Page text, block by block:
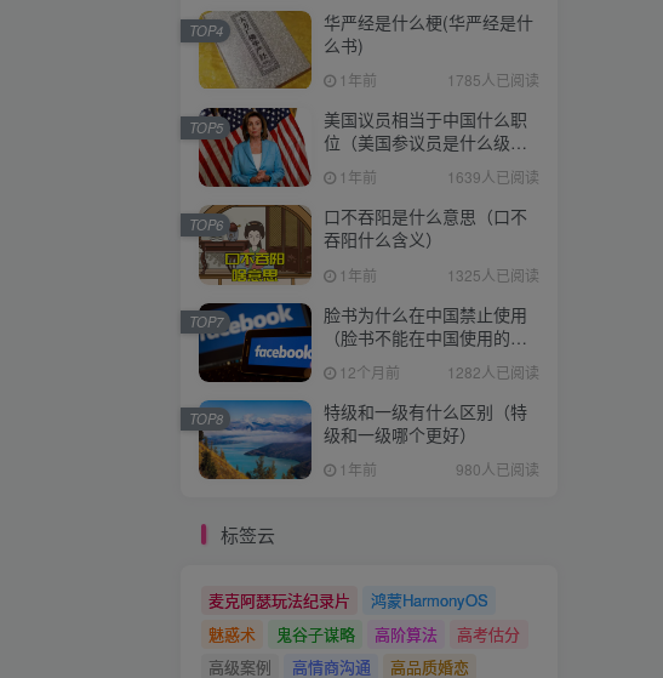
华严经是什么梗(华严经是什
么书)
1年前 1785人已阅读
TOP4
美国议员相当于中国什么职
位（美国参议员是什么级
别）1年前 1639人已阅读
TOP5
口不吞阳是什么意思（口不
吞阳什么含义）
1年前 1325人已阅读
TOP6
脸书为什么在中国禁止使用
（脸书不能在中国使用的原
12个月前 1282人已阅读
TOP7
特级和一级有什么区别（特
级和一级哪个更好）
1年前 980人已阅读
TOP8
标签云
麦克阿瑟玩法纪录片
鸿蒙HarmonyOS
魅惑术
鬼谷子谋略 高阶算法
高考估分
高级案例
高情商沟通 高品质婚恋